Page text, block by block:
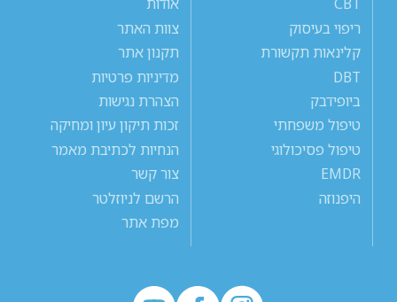
ריפוי בעיסוק
קלינאות תקשורת
DBT
ביופידבק
טיפול משפחתי
טיפול פסיכולוגי
EMDR
היפנוזה
צוות האתר
תקנון אתר
מדיניות פרטיות
הצהרת נגישות
זכות תיקון עיון ומחיקה
הנחיות לכתיבת מאמר
צור קשר
הרשם לניוזלטר
מפת אתר